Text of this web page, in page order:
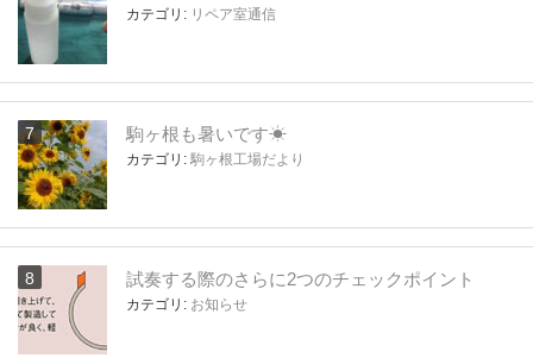
カテゴリ: リペア室通信
駒ヶ根も暑いです☀
カテゴリ: 駒ヶ根工場だより
試奏する際のさらに2つのチェックポイント
カテゴリ: お知らせ